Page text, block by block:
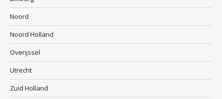
Noord
Noord Holland
Overijssel
Utrecht
Zuid Holland